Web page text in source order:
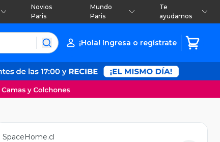
Novios
Paris
Mundo
Paris
Te
ayudamos
¡Hola! Ingresa o regístrate
SpaceHome.cl